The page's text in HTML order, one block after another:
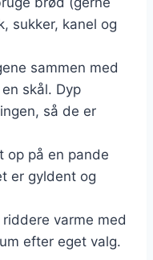
sukker, kanel og
sammen med
skål. Dyp
så de er
op på en pande
er gyldent og
varme med
efter eget valg.